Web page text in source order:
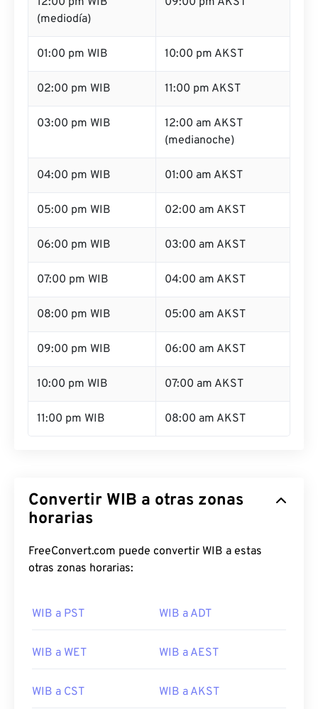
(mediodía)
01:00 pm WIB 10:00 pm AKST
02:00 pm WIB 11:00 pm AKST
03:00 pm WIB
12:00 am AKST
(medianoche)
04:00 pm WIB 01:00 am AKST
05:00 pm WIB 02:00 am AKST
06:00 pm WIB 03:00 am AKST
07:00 pm WIB 04:00 am AKST
08:00 pm WIB 05:00 am AKST
09:00 pm WIB 06:00 am AKST
10:00 pm WIB 07:00 am AKST
11:00 pm WIB 08:00 am AKST
Convertir WIB a otras zonas
horarias
FreeConvert.com puede convertir WIB a estas
otras zonas horarias:
WIB a PST WIB a ADT
WIB a WET WIB a AEST
WIB a CST WIB a AKST